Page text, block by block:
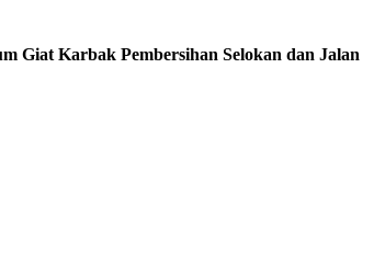
Giat Karbak Pembersihan Selokan dan Jalan